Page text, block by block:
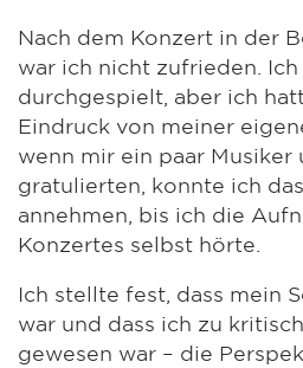
Nach dem Konzert in der
war ich nicht zufrieden.
durchgespielt, aber ich
Eindruck von meiner
wenn mir ein paar Musiker
gratulierten, konnte ich
annehmen, bis ich die
Konzertes selbst hörte.
Ich stellte fest, dass mein
war und dass ich zu
gewesen war – die